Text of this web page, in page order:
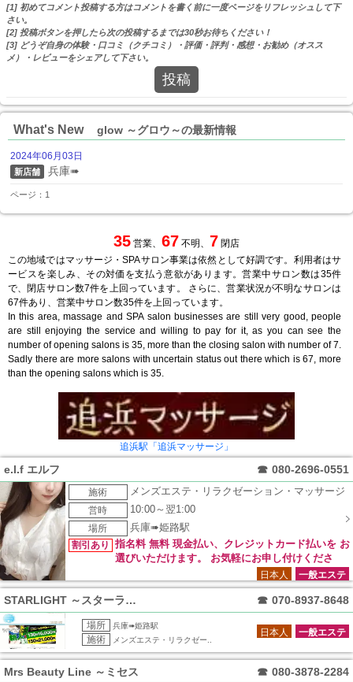
[1] 初めてコメント投稿する方はコメントを書く前に一度ページをリフレッシュして下
さい。
[2] 投稿ボタンを押したら次の投稿するまでは30秒お待ちください！
[3] どうぞ自身の体験・口コミ（クチコミ）・評価・評判・感想・お勧め（オスス
メ）・レビューをシェアして下さい。
投稿
What's New glow ～グロウ～の最新情報
2024年06月03日
新店舗 兵庫➠
ページ：1
35 営業、 67 不明、 7 閉店
この地域ではマッサージ・SPAサロン事業は依然として好調です。利用者はサ
ービスを楽しみ、その対価を支払う意欲があります。営業中サロン数は35件
で、閉店サロン数7件を上回っています。 さらに、営業状況が不明なサロンは
67件あり、営業中サロン数35件を上回っています。
In this area, massage and SPA salon businesses are still very good, people
are still enjoying the service and willing to pay for it, as you can see the
number of opening salons is 35, more than the closing salon with number of 7.
Sadly there are more salons with uncertain status out there which is 67, more
than the opening salons which is 35.
追浜駅「追浜マッサージ」
e.l.f エルフ ☎ 080-2696-0551
施術
メンズエステ・リラクゼーション・マッサージ
営時
10:00～翌1:00
場所
兵庫➠姫路駅
割引あり
指名料 無料 現金払い、クレジットカード払いを お
選びいただけます。 お気軽にお申し付けくださ
一般エステ
日本人
STARLIGHT ～スターライト～ ☎ 070-8937-8648
場所 兵庫➠姫路駅
施術 メンズエステ・リラクゼー..
一般エステ
日本人
Mrs Beauty Line ～ミセス ☎ 080-3878-2284